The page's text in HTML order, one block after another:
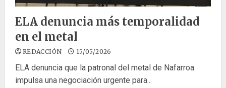
ELA denuncia más temporalidad
en el metal
REDACCIÓN 15/05/2026
ELA denuncia que la patronal del metal de Nafarroa
impulsa una negociación urgente para...